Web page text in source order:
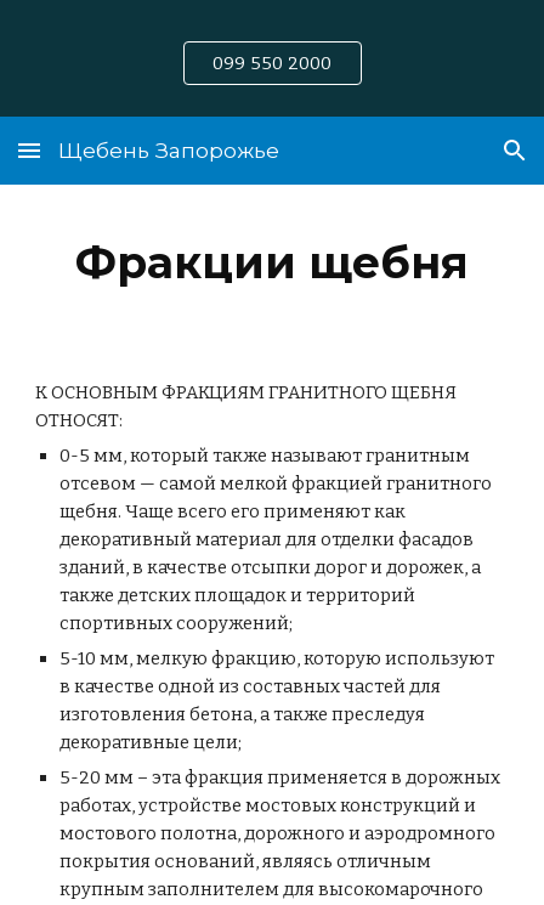
Skip to main content
099 550 2000
Щебень Запорожье
Фракции щебня
К ОСНОВНЫМ ФРАКЦИЯМ ГРАНИТНОГО ЩЕБНЯ
ОТНОСЯТ:
0-5 мм, который также называют гранитным
отсевом — самой мелкой фракцией гранитного
щебня. Чаще всего его применяют как
декоративный материал для отделки фасадов
зданий, в качестве отсыпки дорог и дорожек, а
также детских площадок и территорий
спортивных сооружений;
5-10 мм, мелкую фракцию, которую используют
в качестве одной из составных частей для
изготовления бетона, а также преследуя
декоративные цели;
5-20 мм – эта фракция применяется в дорожных
работах, устройстве мостовых конструкций и
мостового полотна, дорожного и аэродромного
покрытия оснований, являясь отличным
крупным заполнителем для высокомарочного